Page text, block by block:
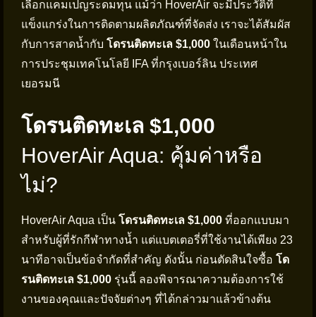
เลือกแคมเปญระดมทุน แม้ว่า HoverAir จะมีประวัติที่
แข็งแกร่งในการติดตามผลิตภัณฑ์ที่จัดส่ง เราจะได้สัมผัส
กับการสาดน้ำกับ โดรนติดทะเล $1,000 ในเดือนหน้าใน
การประชุมเทคโนโลยี IFA ที่กรุงเบอร์ลิน ประเทศ
เยอรมนี
โดรนติดทะเล $1,000
HoverAir Aqua: คุ้มค่าหรือ
ไม่?
HoverAir Aqua เป็น โดรนติดทะเล $1,000 ที่ออกแบบมา
สำหรับผู้ที่รักกีฬาทางน้ำ แต่แบตเตอรี่ที่ใช้งานได้เพียง 23
นาทีอาจเป็นข้อจำกัดที่สำคัญ ดังนั้น ก่อนตัดสินใจซื้อ โด
รนติดทะเล $1,000 รุ่นนี้ ลองพิจารณาความต้องการใช้
งานของคุณและปัจจัยต่างๆ ที่ได้กล่าวมาแล้วข้างต้น